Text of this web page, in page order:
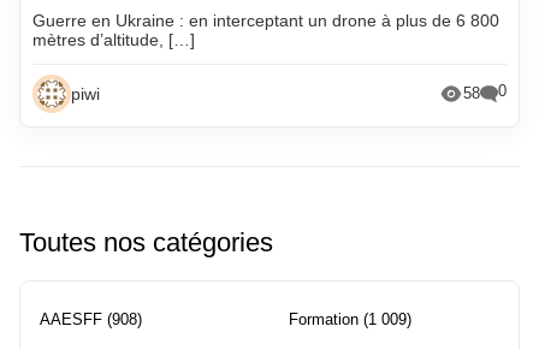
Guerre en Ukraine : en interceptant un drone à plus de 6 800
mètres d’altitude, […]
piwi 58 0
Toutes nos catégories
AAESFF (908) Formation (1 009)